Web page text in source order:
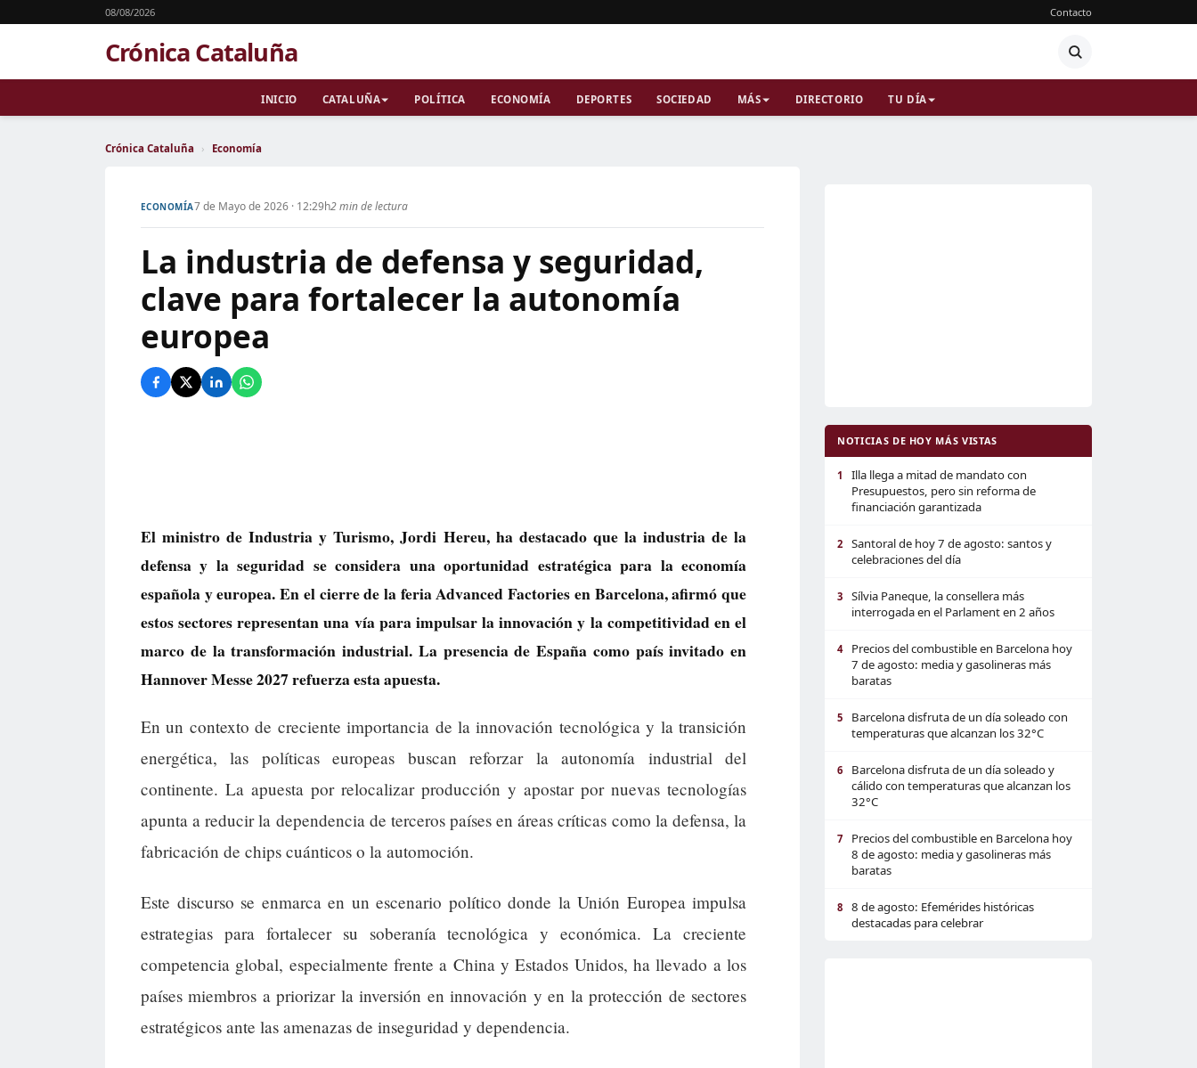
08/08/2026 Contacto
Crónica Cataluña
INICIO CATALUÑA POLÍTICA ECONOMÍA DEPORTES SOCIEDAD MÁS DIRECTORIO TU DÍA
Crónica Cataluña › Economía
ECONOMÍA7 de Mayo de 2026 · 12:29h2 min de lectura
La industria de defensa y seguridad,
clave para fortalecer la autonomía
europea
El ministro de Industria y Turismo, Jordi Hereu, ha destacado que la industria de la
defensa y la seguridad se considera una oportunidad estratégica para la economía
española y europea. En el cierre de la feria Advanced Factories en Barcelona, afirmó que
estos sectores representan una vía para impulsar la innovación y la competitividad en el
marco de la transformación industrial. La presencia de España como país invitado en
Hannover Messe 2027 refuerza esta apuesta.
En un contexto de creciente importancia de la innovación tecnológica y la transición
energética, las políticas europeas buscan reforzar la autonomía industrial del
continente. La apuesta por relocalizar producción y apostar por nuevas tecnologías
apunta a reducir la dependencia de terceros países en áreas críticas como la defensa, la
fabricación de chips cuánticos o la automoción.
Este discurso se enmarca en un escenario político donde la Unión Europea impulsa
estrategias para fortalecer su soberanía tecnológica y económica. La creciente
competencia global, especialmente frente a China y Estados Unidos, ha llevado a los
países miembros a priorizar la inversión en innovación y en la protección de sectores
estratégicos ante las amenazas de inseguridad y dependencia.
NOTICIAS DE HOY MÁS VISTAS
1
Illa llega a mitad de mandato con
Presupuestos, pero sin reforma de
financiación garantizada
2
Santoral de hoy 7 de agosto: santos y
celebraciones del día
3
Sílvia Paneque, la consellera más
interrogada en el Parlament en 2 años
4
Precios del combustible en Barcelona hoy
7 de agosto: media y gasolineras más
baratas
5
Barcelona disfruta de un día soleado con
temperaturas que alcanzan los 32°C
6
Barcelona disfruta de un día soleado y
cálido con temperaturas que alcanzan los
32°C
7
Precios del combustible en Barcelona hoy
8 de agosto: media y gasolineras más
baratas
8
8 de agosto: Efemérides históricas
destacadas para celebrar